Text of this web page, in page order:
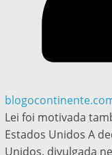
Lei foi motivada
Estados Unidos A
Unidos, divulgada